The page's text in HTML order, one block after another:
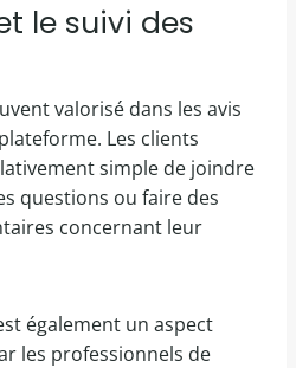
le suivi des
valorisé dans les avis
Les clients
simple de joindre
questions ou faire des
concernant leur
également un aspect
les professionnels de